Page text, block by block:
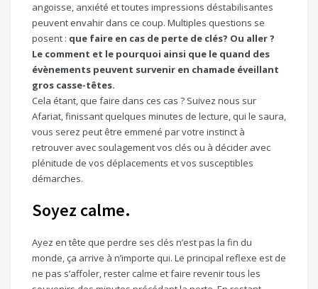
angoisse, anxiété et toutes impressions déstabilisantes
peuvent envahir dans ce coup. Multiples questions se
posent : que faire en cas de perte de clés? Ou aller ?
Le comment et le pourquoi ainsi que le quand des
évènements peuvent survenir en chamade éveillant
gros casse-têtes.
Cela étant, que faire dans ces cas ? Suivez nous sur
Afariat, finissant quelques minutes de lecture, qui le saura,
vous serez peut être emmené par votre instinct à
retrouver avec soulagement vos clés ou à décider avec
plénitude de vos déplacements et vos susceptibles
démarches.
Soyez calme.
Ayez en tête que perdre ses clés n’est pas la fin du
monde, ça arrive à n’importe qui. Le principal reflexe est de
ne pas s’affoler, rester calme et faire revenir tous les